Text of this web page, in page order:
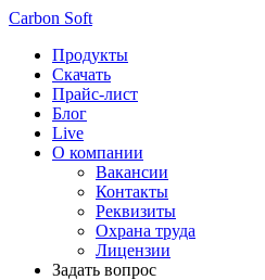
Carbon Soft
Продукты
Скачать
Прайс-лист
Блог
Live
О компании
Вакансии
Контакты
Реквизиты
Охрана труда
Лицензии
Задать вопрос